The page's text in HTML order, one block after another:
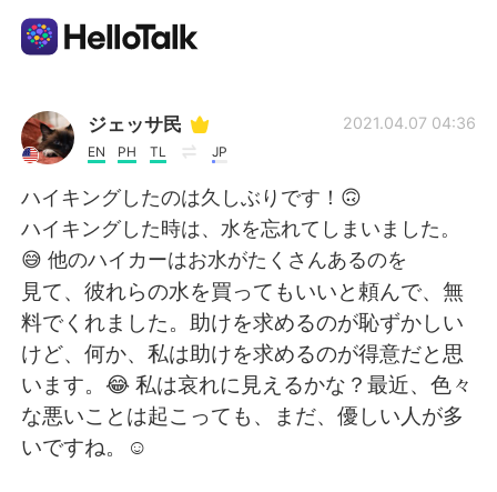
Dil Değişimi Uygulaması
AI Grammar Checker
Türkçe
English 简体中文
繁體中文 Español
العربية
ジェッサ民
EN PH TL JP
2021.04.07 04:36
ハイキングしたのは久しぶりです！🙃
ハイキングした時は、水を忘れてしまいました。
😅 他のハイカーはお水がたくさんあるのを
見て、彼れらの水を買ってもいいと頼んで、無
料でくれました。助けを求めるのが恥ずかしい
けど、何か、私は助けを求めるのが得意だと思
います。😂 私は哀れに見えるかな？最近、色々
な悪いことは起こっても、まだ、優しい人が多
いですね。☺️